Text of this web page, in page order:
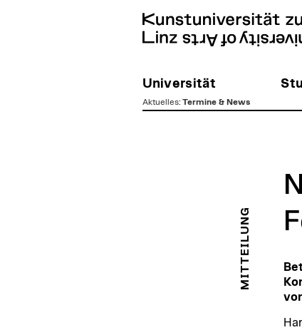
Universität
Aktuelles: Termine & News
MITTEILUNG